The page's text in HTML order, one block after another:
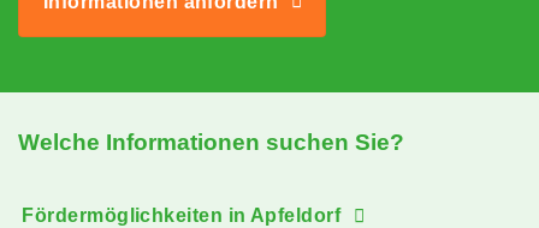
Welche Informationen suchen Sie?
Fördermöglichkeiten in Apfeldorf